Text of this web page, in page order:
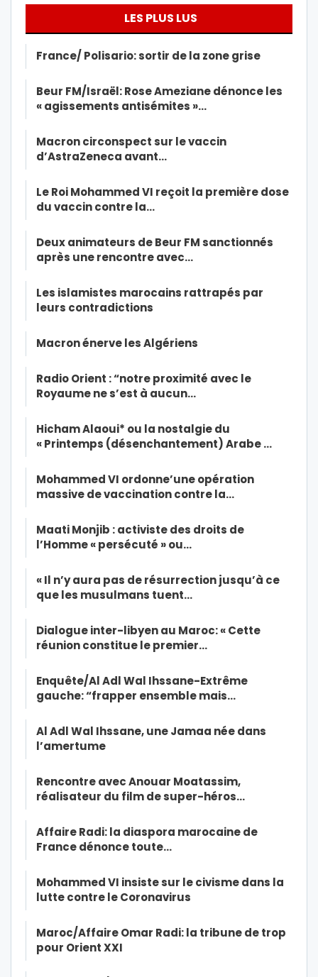
LES PLUS LUS
France/ Polisario: sortir de la zone grise
Beur FM/Israël: Rose Ameziane dénonce les
« agissements antisémites »…
Macron circonspect sur le vaccin
d’AstraZeneca avant…
Le Roi Mohammed VI reçoit la première dose
du vaccin contre la…
Deux animateurs de Beur FM sanctionnés
après une rencontre avec…
Les islamistes marocains rattrapés par
leurs contradictions
Macron énerve les Algériens
Radio Orient : “notre proximité avec le
Royaume ne s’est à aucun…
Hicham Alaoui* ou la nostalgie du
« Printemps (désenchantement) Arabe …
Mohammed VI ordonne’une opération
massive de vaccination contre la…
Maati Monjib : activiste des droits de
l’Homme « persécuté » ou…
« Il n’y aura pas de résurrection jusqu’à ce
que les musulmans tuent…
Dialogue inter-libyen au Maroc: « Cette
réunion constitue le premier…
Enquête/Al Adl Wal Ihssane-Extrême
gauche: “frapper ensemble mais…
Al Adl Wal Ihssane, une Jamaa née dans
l’amertume
Rencontre avec Anouar Moatassim,
réalisateur du film de super-héros…
Affaire Radi: la diaspora marocaine de
France dénonce toute…
Mohammed VI insiste sur le civisme dans la
lutte contre le Coronavirus
Maroc/Affaire Omar Radi: la tribune de trop
pour Orient XXI